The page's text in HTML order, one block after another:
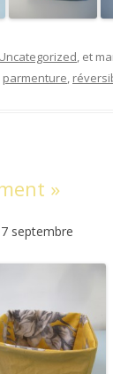
Uncategorized, et
parmenture,
»
septembre